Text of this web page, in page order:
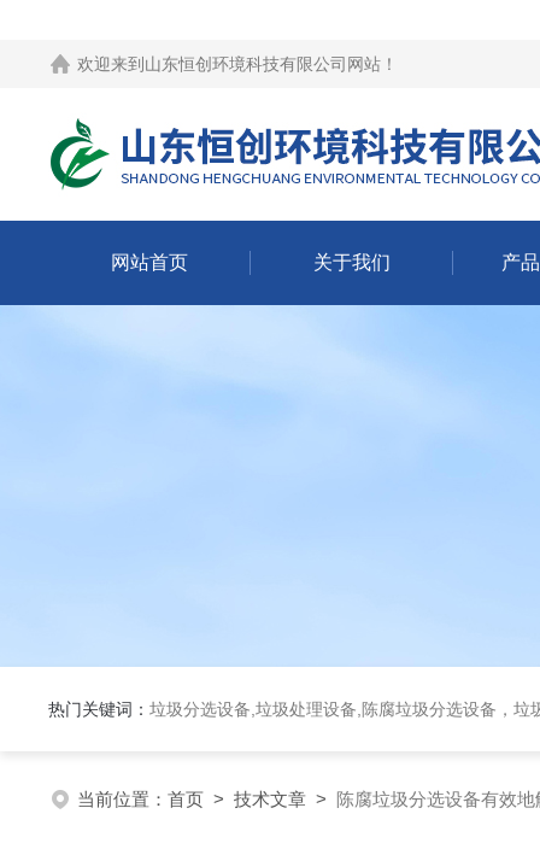
欢迎来到 山东恒创环境科技有限公司网站 ！
网站首页 关于我们 产
热门关键词： 垃圾分选设备,垃圾处理设备,陈腐垃圾分选设备，垃
当前位置： 首页 > 技术文章 > 陈腐垃圾分选设备有效